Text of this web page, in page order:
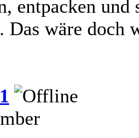
entpacken und
Das wäre doch